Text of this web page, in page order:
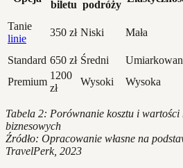
biletu podróży
Tanie
linie
350 zł Niski Mała
Standard 650 zł Średni
Premium
1200
zł
Wysoki Wysoka
Tabela 2: Porównanie kosztu i
biznesowych
Źródło: Opracowanie własne na
TravelPerk, 2023